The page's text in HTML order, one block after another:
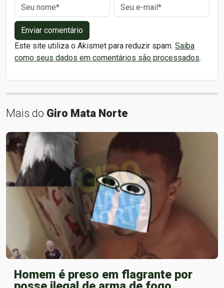
Enviar comentário
Este site utiliza o Akismet para reduzir spam. Saiba
como seus dados em comentários são processados.
Mais do Giro Mata Norte
Homem é preso em flagrante por